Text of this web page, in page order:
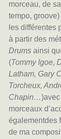
morceau, de
tempo,
les différentes
à partir des
Drums ainsi
(Tommy Igoe,
Latham, Gary
Torcheux,
Chapin…
morceaux
égalementdes
de ma